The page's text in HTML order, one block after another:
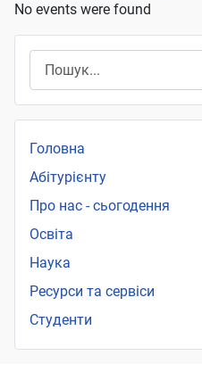
No events were found
Головна
Абітурієнту
Про нас - сьогодення
Освіта
Наука
Ресурси та сервіси
Студенти